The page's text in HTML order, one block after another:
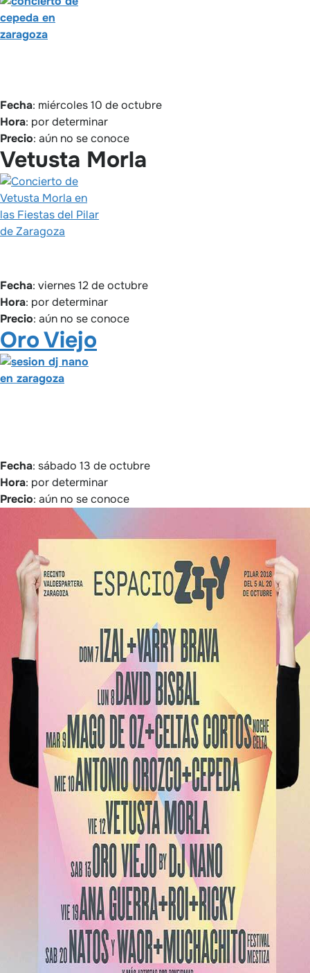
Fecha: miércoles 10 de octubre
Hora: por determinar
Precio: aún no se conoce
Vetusta Morla
Fecha: viernes 12 de octubre
Hora: por determinar
Precio: aún no se conoce
Oro Viejo
Fecha: sábado 13 de octubre
Hora: por determinar
Precio: aún no se conoce